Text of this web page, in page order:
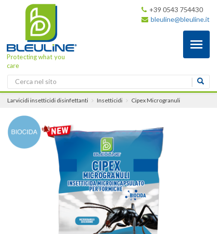
Protecting what you
care
+39 0543 754430
bleuline@bleuline.it
Larvicidi insetticidi disinfettanti Insetticidi Cipex Microgranuli